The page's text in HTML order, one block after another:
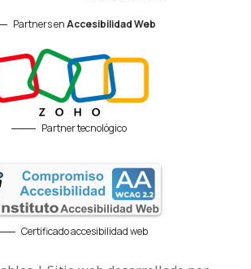
Partners enAccesibilidad Web
Partner tecnológico
Certificado accesibilidad web